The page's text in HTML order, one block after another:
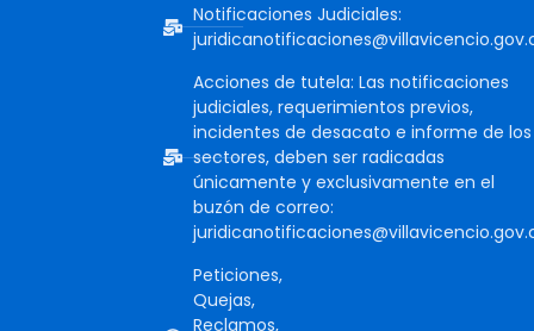
Notificaciones Judiciales:
Acciones de tutela: Las notificaciones
judiciales, requerimientos previos,
incidentes de desacato e informe de los
sectores, deben ser radicadas
únicamente y exclusivamente en el
buzón de correo:
Peticiones,
Quejas,
Reclamos,